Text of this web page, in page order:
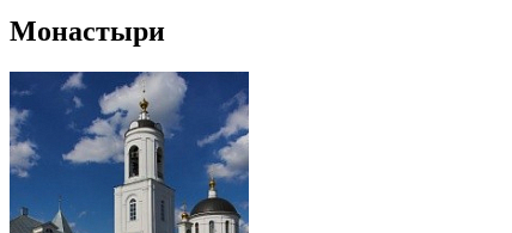
Монастыри